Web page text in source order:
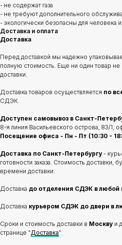
- не содержат газа
- не требуют дополнительного
- экологически безопасны для
Доставка и оплата
Доставка
Перед доставкой мы надежно
полную стоимость. Еще ни один товар
доставки.
Доставка товаров осуществляется по
СДЭК.
Доступен самовывоз в Санкт-
8-я линия Васильевского острова, 83/1,
Посещение офиса - Пн - Пт (10:30 -
Доставка по Санкт-Петербургу -
готовности заказа. Стоимость доставки,
времени доставки.
Доставка до отделения СДЭК в любой
Доставка курьером СДЭК до двери в
Сроки и стоимость доставки в Москву и
странице "Доставка".